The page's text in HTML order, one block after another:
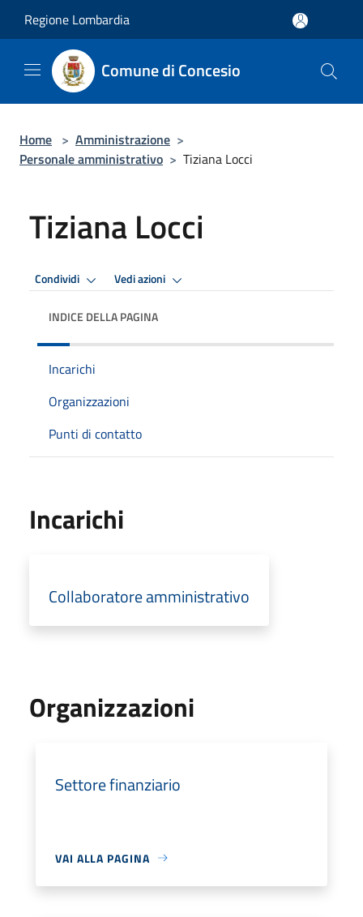
Regione Lombardia
Comune di Concesio
Home > Amministrazione >
Personale amministrativo > Tiziana Locci
Tiziana Locci
Condividi Vedi azioni
INDICE DELLA PAGINA
Incarichi
Organizzazioni
Punti di contatto
Incarichi
Collaboratore amministrativo
Organizzazioni
Settore finanziario
VAI ALLA PAGINA